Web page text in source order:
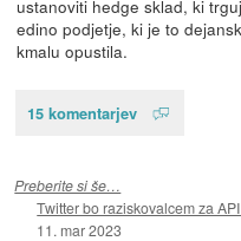
ustanoviti hedge sklad, ki
edino podjetje, ki je to
kmalu opustila.
15 komentarjev
Preberite si še…
Twitter bo raziskovalcem za
11. mar 2023